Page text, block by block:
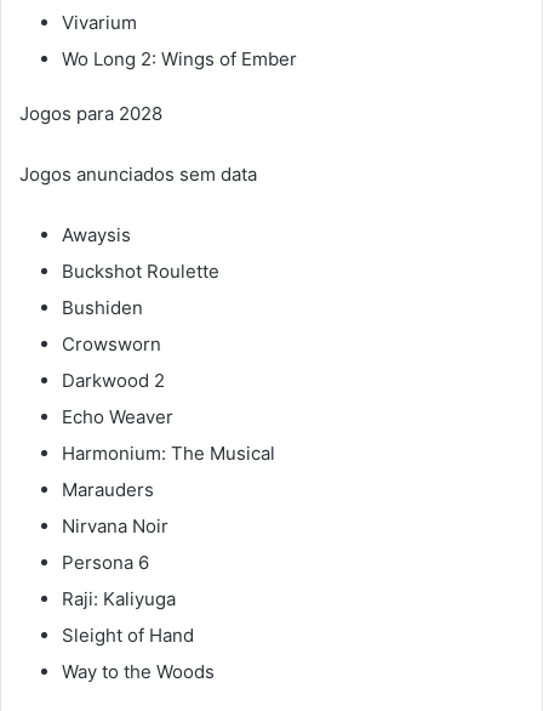
Vivarium
Wo Long 2: Wings of Ember
Jogos para 2028
Jogos anunciados sem data
Awaysis
Buckshot Roulette
Bushiden
Crowsworn
Darkwood 2
Echo Weaver
Harmonium: The Musical
Marauders
Nirvana Noir
Persona 6
Raji: Kaliyuga
Sleight of Hand
Way to the Woods